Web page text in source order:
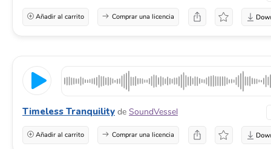
Añadir al carrito Comprar una licencia
Timeless Tranquility de SoundVessel
Añadir al carrito Comprar una licencia